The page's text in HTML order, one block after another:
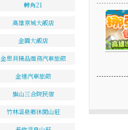
轉角21
高雄京城大飯店
金園大飯店
金思貝精品商務汽車旅館
金達汽車旅館
旗山三合院民宿
竹林溫泉鄉休閒山莊